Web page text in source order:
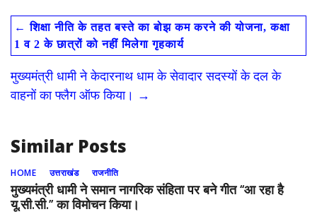
e
b
o
o
k
to
d
o
n
ai
l
ar
e
← शिक्षा नीति के तहत बस्ते का बोझ कम करने की योजना, कक्षा
1 व 2 के छात्रों को नहीं मिलेगा गृहकार्य
मुख्यमंत्री धामी ने केदारनाथ धाम के सेवादार सदस्यों के दल के
वाहनों का फ्लैग ऑफ किया। →
Similar Posts
HOME उत्तराखंड राजनीति
मुख्यमंत्री धामी ने समान नागरिक संहिता पर बने गीत ‘‘आ रहा है
यू.सी.सी.’’ का विमोचन किया।